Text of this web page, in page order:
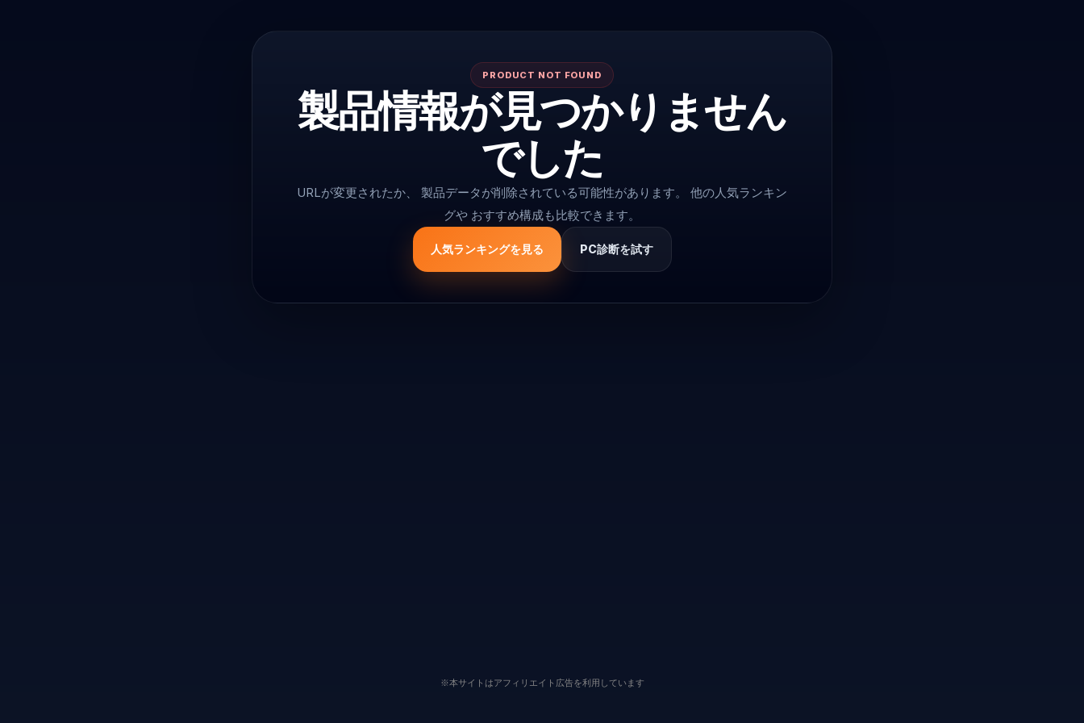
PRODUCT NOT FOUND
製品情報が見つかりません
でした
URLが変更されたか、 製品データが削除されている可能性があります。 他の人気ランキン
グや おすすめ構成も比較できます。
人気ランキングを見る PC診断を試す
※本サイトはアフィリエイト広告を利用しています